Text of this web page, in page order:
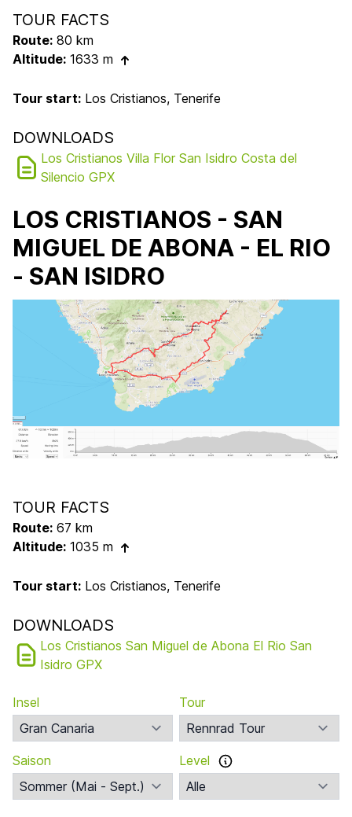
TOUR FACTS
Route: 80 km
Altitude: 1633 m
Tour start: Los Cristianos, Tenerife
DOWNLOADS
Los Cristianos Villa Flor San Isidro Costa del
Silencio GPX
LOS CRISTIANOS - SAN
MIGUEL DE ABONA - EL RIO
- SAN ISIDRO
TOUR FACTS
Route: 67 km
Altitude: 1035 m
Tour start: Los Cristianos, Tenerife
DOWNLOADS
Los Cristianos San Miguel de Abona El Rio San
Isidro GPX
Insel Tour
Saison Level